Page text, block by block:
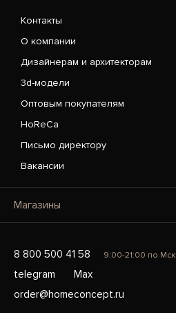
Контакты
О компании
Дизайнерам и архитекторам
3d-модели
Оптовым покупателям
HoReCa
Письмо директору
Вакансии
Магазины
8 800 500 41 58 9:00-21:00 по Мск
telegram
Max
order@homeconcept.ru